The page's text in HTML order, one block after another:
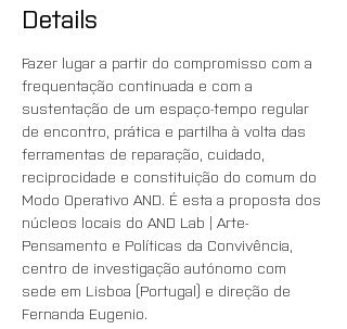
Details
Fazer lugar a partir do compromisso com a
frequentação continuada e com a
sustentação de um espaço-tempo regular
de encontro, prática e partilha à volta das
ferramentas de reparação, cuidado,
reciprocidade e constituição do comum do
Modo Operativo AND. É esta a proposta dos
núcleos locais do AND Lab | Arte-
Pensamento e Políticas da Convivência,
centro de investigação autónomo com
sede em Lisboa (Portugal) e direção de
Fernanda Eugenio.